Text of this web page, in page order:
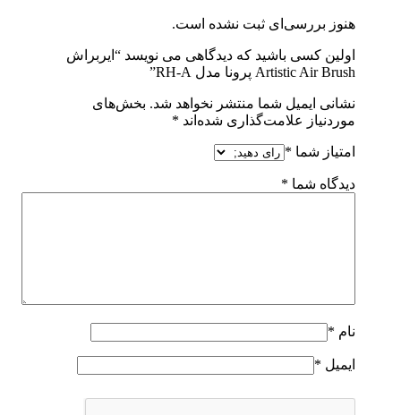
هنوز بررسی‌ای ثبت نشده است.
اولین کسی باشید که دیدگاهی می نویسد “ایربراش
Artistic Air Brush پرونا مدل RH-A”
نشانی ایمیل شما منتشر نخواهد شد. بخش‌های
موردنیاز علامت‌گذاری شده‌اند *
امتیاز شما *
دیدگاه شما *
نام *
ایمیل *